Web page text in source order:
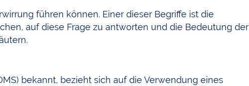
führen können. Einer dieser Begriffe ist die
auf diese Frage zu antworten und die Bedeutung der
bekannt, bezieht sich auf die Verwendung eines